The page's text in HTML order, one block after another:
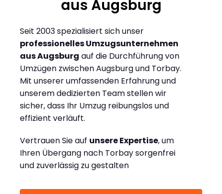
aus Augsburg
Seit 2003 spezialisiert sich unser
professionelles Umzugsunternehmen
aus Augsburg auf die Durchführung von
Umzügen zwischen Augsburg und Torbay.
Mit unserer umfassenden Erfahrung und
unserem dedizierten Team stellen wir
sicher, dass Ihr Umzug reibungslos und
effizient verläuft.
Vertrauen Sie auf unsere Expertise, um
Ihren Übergang nach Torbay sorgenfrei
und zuverlässig zu gestalten